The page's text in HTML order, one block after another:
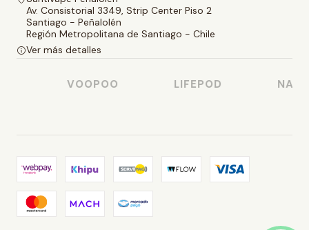
Av. Consistorial 3349, Strip Center Piso 2
Santiago - Peñalolén
Región Metropolitana de Santiago - Chile
Ver más detalles
VOOPOO LIFEPOD